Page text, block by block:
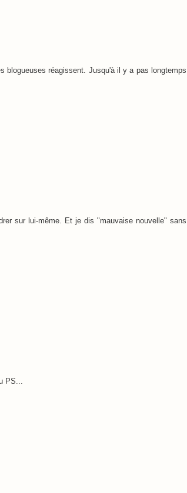
blogueuses réagissent. Jusqu'à il y a pas longtemps
sur lui-même. Et je dis "mauvaise nouvelle" sans
PS...